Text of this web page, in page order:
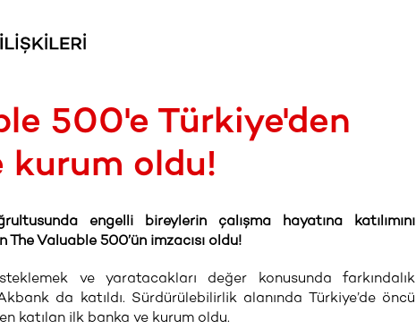
500'e Türkiye'den
kurum oldu!
engelli bireylerin çalışma hayatına katılımını
Valuable 500’ün imzacısı oldu!
ve yaratacakları değer konusunda farkındalık
da katıldı. Sürdürülebilirlik alanında Türkiye’de öncü
katılan ilk banka ve kurum oldu.